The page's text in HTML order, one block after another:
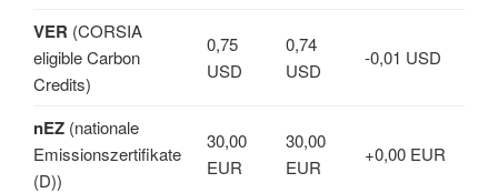
VER (CORSIA
eligible Carbon
Credits)
0,75
USD
0,74
USD
-0,01 USD
nEZ (nationale
Emissionszertifikate
(D))
30,00
EUR
30,00
EUR
+0,00 EUR